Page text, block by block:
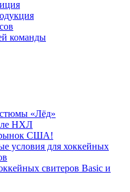
команды
«Лёд»
НХЛ
США!
условия для хоккейных
свитеров Basic и